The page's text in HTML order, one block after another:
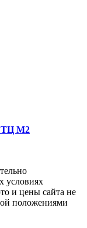
ТЦ М2
условиях
и цены сайта не
положениями